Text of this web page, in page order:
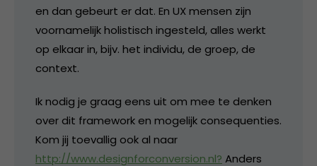
en dan gebeurt er dat. En UX mensen zijn
voornamelijk holistisch ingesteld, alles werkt
op elkaar in, bijv. het individu, de groep, de
context.
Ik nodig je graag eens uit om mee te denken
over dit framework en mogelijk consequenties.
Kom jij toevallig ook al naar
http://www.designforconversion.nl? Anders